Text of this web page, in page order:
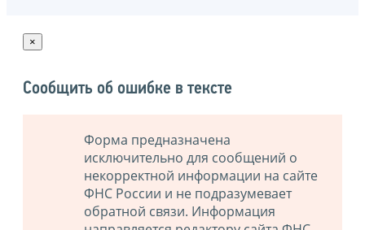
×
Сообщить об ошибке в тексте
Форма предназначена
исключительно для сообщений о
некорректной информации на сайте
ФНС России и не подразумевает
обратной связи. Информация